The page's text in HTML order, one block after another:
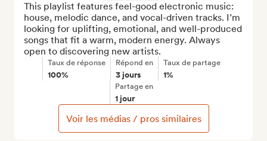
This playlist features feel-good electronic music:
house, melodic dance, and vocal-driven tracks. I’m
looking for uplifting, emotional, and well-produced
songs that fit a warm, modern energy. Always
open to discovering new artists.
Taux de réponse
100%
Répond en
3 jours
Taux de partage
1%
Partage en
1 jour
Voir les médias / pros similaires